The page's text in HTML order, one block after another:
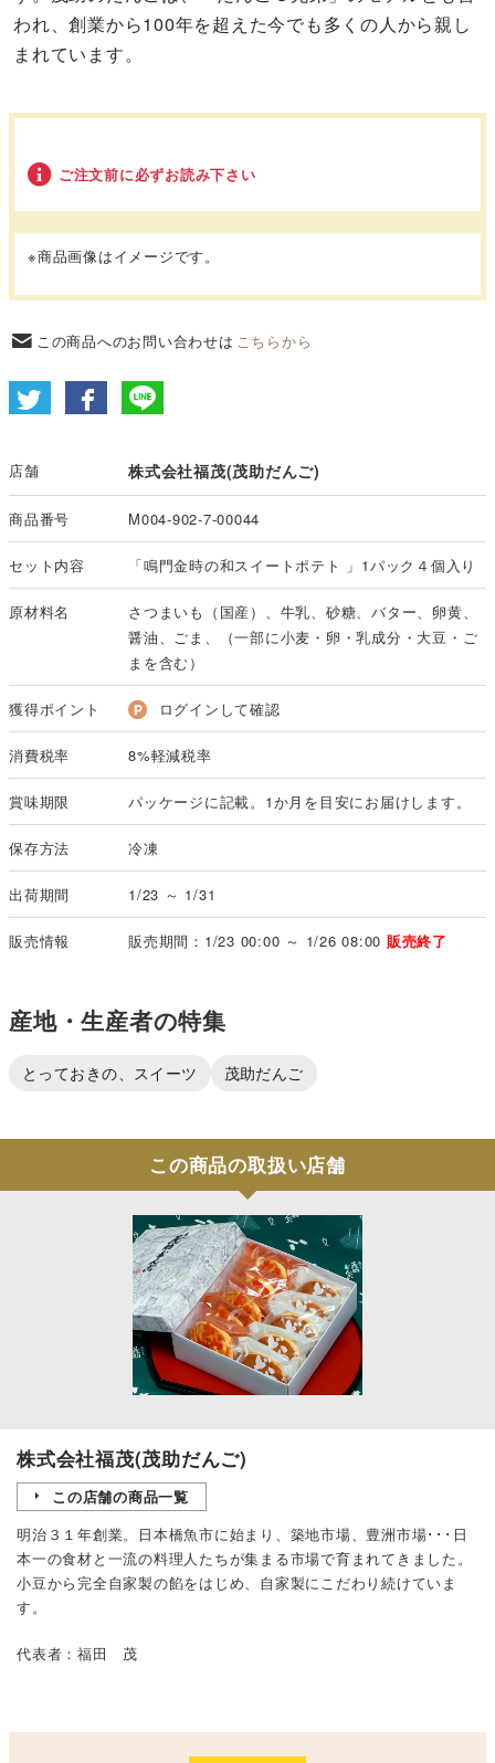
われ、創業から100年を超えた今でも多くの人から親し
まれています。
ご注文前に必ずお読み下さい
※商品画像はイメージです。
この商品へのお問い合わせは こちらから
店舗 株式会社福茂(茂助だんご)
商品番号 M004-902-7-00044
セット内容 「鳴門金時の和スイートポテト 」1パック４個入り
原材料名
さつまいも（国産）、牛乳、砂糖、バター、卵黄、
醤油、ごま、（一部に小麦・卵・乳成分・大豆・ご
まを含む）
獲得ポイント ログインして確認
消費税率 8%軽減税率
賞味期限 パッケージに記載。1か月を目安にお届けします。
保存方法 冷凍
出荷期間 1/23 ～ 1/31
販売情報 販売期間：1/23 00:00 ～ 1/26 08:00 販売終了
産地・生産者の特集
とっておきの、スイーツ 茂助だんご
この商品の取扱い店舗
株式会社福茂(茂助だんご)
この店舗の商品一覧
明治３１年創業。日本橋魚市に始まり、築地市場、豊洲市場･･･日
本一の食材と一流の料理人たちが集まる市場で育まれてきました。
小豆から完全自家製の餡をはじめ、自家製にこだわり続けていま
す。
代表者：福田 茂